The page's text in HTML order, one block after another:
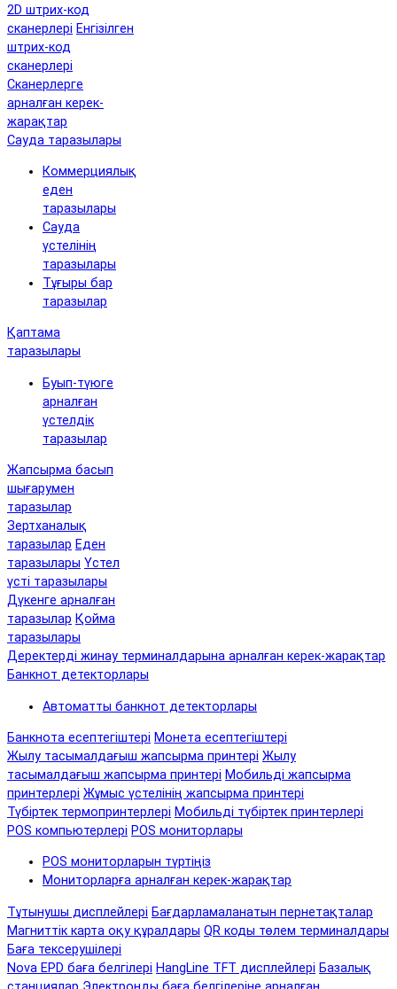
2D штрих-код
сканерлері Енгізілген
штрих-код
сканерлері
Сканерлерге
арналған керек-
жарақтар
Сауда таразылары
Коммерциялық
еден
таразылары
Сауда
үстелінің
таразылары
Тұғыры бар
таразылар
Қаптама
таразылары
Буып-түюге
арналған
үстелдік
таразылар
Жапсырма басып
шығарумен
таразылар
Зертханалық
таразылар Еден
таразылары Үстел
үсті таразылары
Дүкенге арналған
таразылар Қойма
таразылары
Деректерді жинау терминалдарына арналған керек-жарақтар
Банкнот детекторлары
Автоматты банкнот детекторлары
Банкнота есептегіштері Монета есептегіштері
Жылу тасымалдағыш жапсырма принтері Жылу
тасымалдағыш жапсырма принтері Мобильді жапсырма
принтерлері Жұмыс үстелінің жапсырма принтері
Түбіртек термопринтерлері Мобильді түбіртек принтерлері
POS компьютерлері POS мониторлары
POS мониторларын түртіңіз
Мониторларға арналған керек-жарақтар
Тұтынушы дисплейлері Бағдарламаланатын пернетақталар
Магниттік карта оқу құралдары QR коды төлем терминалдары
Баға тексерушілері
Nova EPD баға белгілері HangLine TFT дисплейлері Базалық